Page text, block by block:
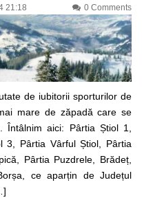
21:18 0 Comments
de iubitorii sporturilor de
mare de zăpadă care se
Întâlnim aici: Pârtia Știol 1,
3, Pârtia Vârful Știol, Pârtia
Pârtia Puzdrele, Brădeț,
ce aparțin de Județul